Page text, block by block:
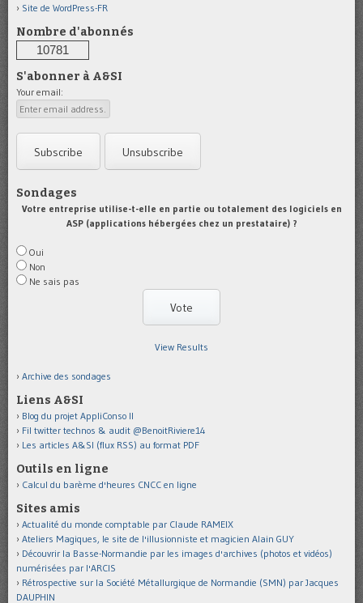
Site de WordPress-FR
Nombre d'abonnés
10781
S'abonner à A&SI
Your email:
Sondages
Votre entreprise utilise-t-elle en partie ou totalement des logiciels en
ASP (applications hébergées chez un prestataire) ?
Oui
Non
Ne sais pas
View Results
Archive des sondages
Liens A&SI
Blog du projet AppliConso II
Fil twitter technos & audit @BenoitRiviere14
Les articles A&SI (flux RSS) au format PDF
Outils en ligne
Calcul du barème d'heures CNCC en ligne
Sites amis
Actualité du monde comptable par Claude RAMEIX
Ateliers Magiques, le site de l'illusionniste et magicien Alain GUY
Découvrir la Basse-Normandie par les images d'archives (photos et vidéos)
numérisées par l'ARCIS
Rétrospective sur la Société Métallurgique de Normandie (SMN) par Jacques
DAUPHIN